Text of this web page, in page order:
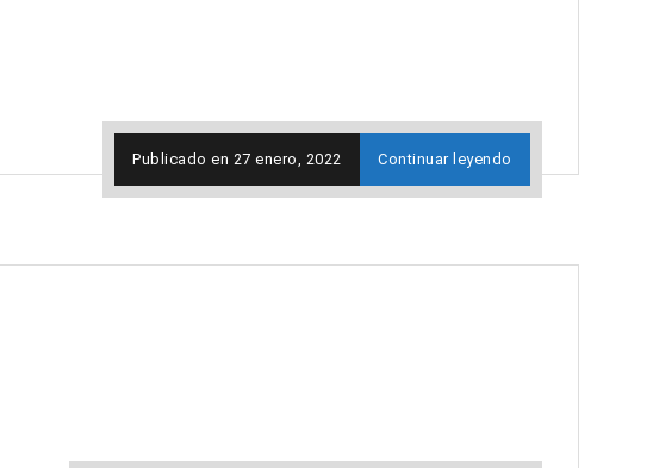
Publicado en 27 enero, 2022 Continuar leyendo